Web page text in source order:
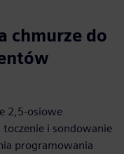
chmurze do
2,5-osiowe
i sondowanie
programowania